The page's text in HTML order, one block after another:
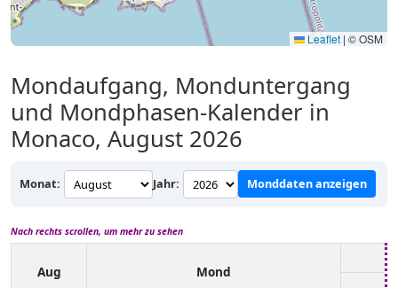
Leaflet | © OSM
Mondaufgang, Monduntergang
und Mondphasen-Kalender in
Monaco, August 2026
Monat: Jahr: Monddaten anzeigen
Nach rechts scrollen, um mehr zu sehen
Aug Mond